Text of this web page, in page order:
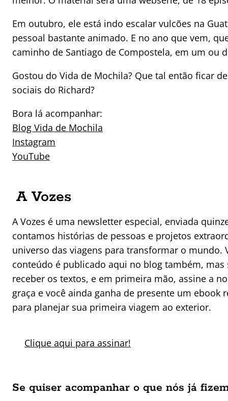
Em outubro, ele está indo escalar vulcões na
pessoal bastante animado. E no ano que vem,
caminho de Santiago de Compostela, em um ou
Gostou do Vida de Mochila? Que tal então ficar
sociais do Richard?
Bora lá acompanhar:
Blog Vida de Mochila
Instagram
YouTube
A Vozes
A Vozes é uma newsletter especial, enviada
contamos histórias de pessoas e projetos
universo das viagens para transformar o mundo.
conteúdo é publicado aqui no blog também, mas
receber os textos, e em primeira mão, assine a
graça e você ainda ganha de presente um ebook
para planejar sua primeira viagem ao exterior.
Clique aqui para assinar!
Se quiser acompanhar o que nós já